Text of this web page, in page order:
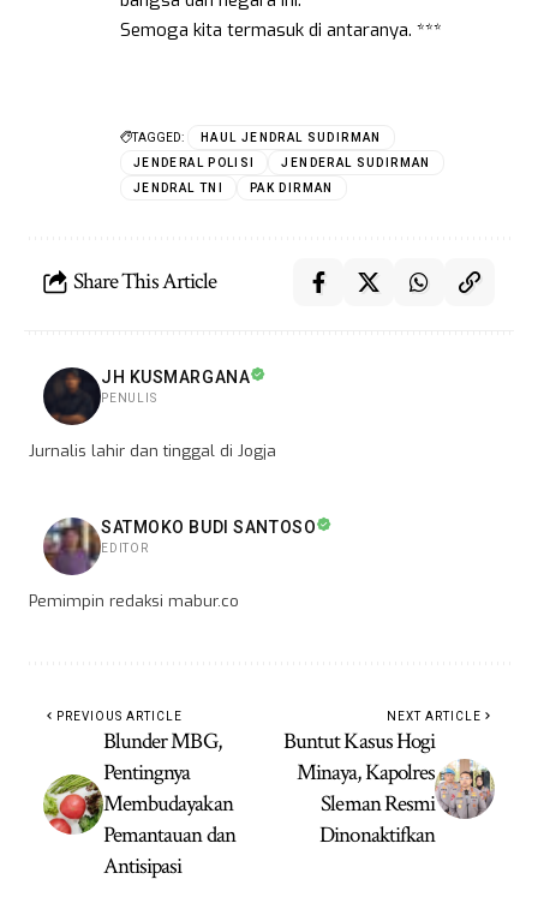
Semoga kita termasuk di antaranya. ***
TAGGED:
HAUL JENDRAL SUDIRMAN
JENDERAL POLISI
JENDERAL SUDIRMAN
JENDRAL TNI
PAK DIRMAN
Share This Article
JH KUSMARGANA
PENULIS
Jurnalis lahir dan tinggal di Jogja
SATMOKO BUDI SANTOSO
EDITOR
Pemimpin redaksi mabur.co
PREVIOUS ARTICLE
Blunder MBG,
Pentingnya
Membudayakan
Pemantauan dan
Antisipasi
NEXT ARTICLE
Buntut Kasus Hogi
Minaya, Kapolres
Sleman Resmi
Dinonaktifkan